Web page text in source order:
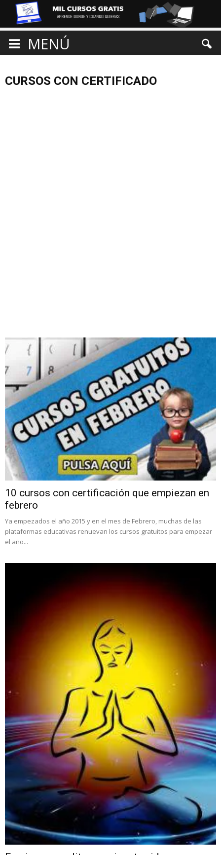
MENÚ
CURSOS CON CERTIFICADO
10 cursos con certificación que empiezan en
febrero
Ya empezados el año 2015 y en el mes de Febrero, muchas de las
plataformas educativas renuevan los cursos gratuitos para empezar
el año...